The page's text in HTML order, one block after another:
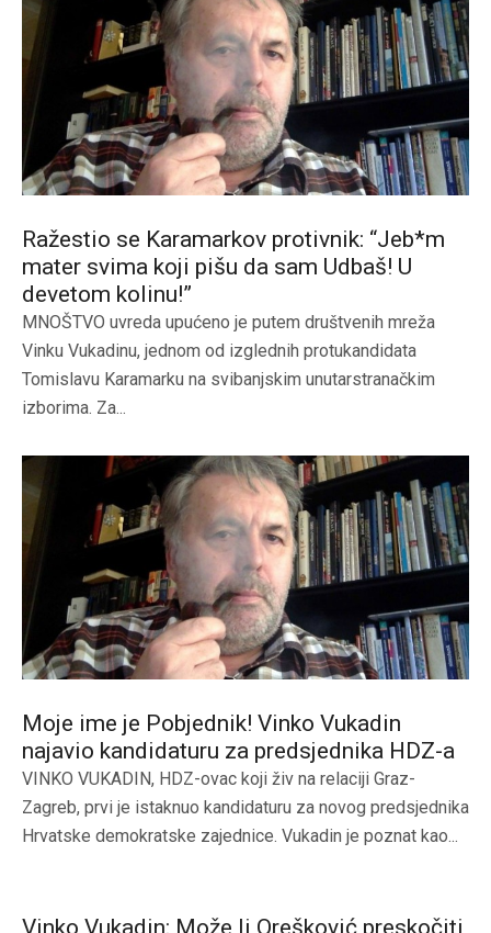
Ražestio se Karamarkov protivnik: “Jeb*m
mater svima koji pišu da sam Udbaš! U
devetom kolinu!”
MNOŠTVO uvreda upućeno je putem društvenih mreža
Vinku Vukadinu, jednom od izglednih protukandidata
Tomislavu Karamarku na svibanjskim unutarstranačkim
izborima. Za...
Moje ime je Pobjednik! Vinko Vukadin
najavio kandidaturu za predsjednika HDZ-a
VINKO VUKADIN, HDZ-ovac koji živ na relaciji Graz-
Zagreb, prvi je istaknuo kandidaturu za novog predsjednika
Hrvatske demokratske zajednice. Vukadin je poznat kao...